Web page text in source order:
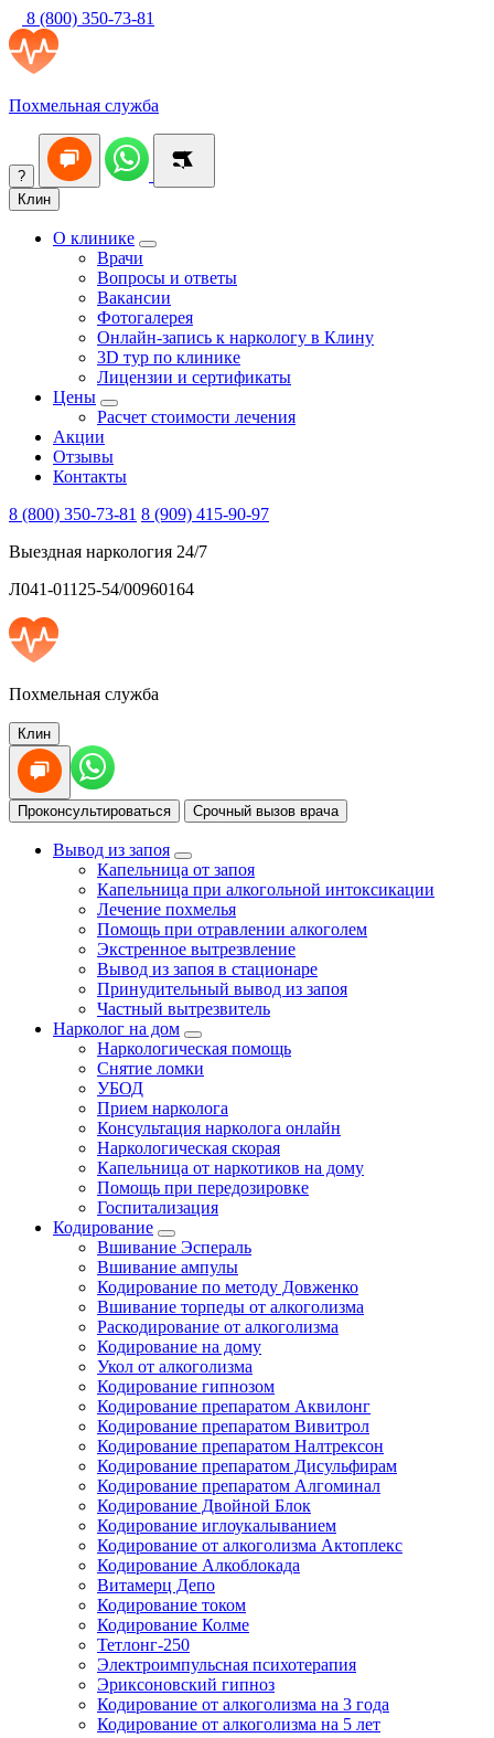
8 (800) 350-73-81
Похмельная служба
?
Клин
О клинике
Врачи
Вопросы и ответы
Вакансии
Фотогалерея
Онлайн-запись к наркологу в Клину
3D тур по клинике
Лицензии и сертификаты
Цены
Расчет стоимости лечения
Акции
Отзывы
Контакты
8 (800) 350-73-81 8 (909) 415-90-97
Выездная наркология 24/7
Л041-01125-54/00960164
Похмельная служба
Клин
Проконсультироваться Срочный вызов врача
Вывод из запоя
Капельница от запоя
Капельница при алкогольной интоксикации
Лечение похмелья
Помощь при отравлении алкоголем
Экстренное вытрезвление
Вывод из запоя в стационаре
Принудительный вывод из запоя
Частный вытрезвитель
Нарколог на дом
Наркологическая помощь
Снятие ломки
УБОД
Прием нарколога
Консультация нарколога онлайн
Наркологическая скорая
Капельница от наркотиков на дому
Помощь при передозировке
Госпитализация
Кодирование
Вшивание Эспераль
Вшивание ампулы
Кодирование по методу Довженко
Вшивание торпеды от алкоголизма
Раскодирование от алкоголизма
Кодирование на дому
Укол от алкоголизма
Кодирование гипнозом
Кодирование препаратом Аквилонг
Кодирование препаратом Вивитрол
Кодирование препаратом Налтрексон
Кодирование препаратом Дисульфирам
Кодирование препаратом Алгоминал
Кодирование Двойной Блок
Кодирование иглоукалыванием
Кодирование от алкоголизма Актоплекс
Кодирование Алкоблокада
Витамерц Депо
Кодирование током
Кодирование Колме
Тетлонг-250
Электроимпульсная психотерапия
Эриксоновский гипноз
Кодирование от алкоголизма на 3 года
Кодирование от алкоголизма на 5 лет